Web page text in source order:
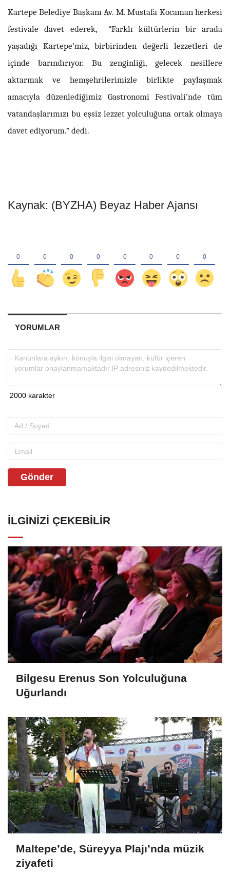
Kartepe Belediye Başkanı Av. M. Mustafa Kocaman herkesi
festivale davet ederek, “Farklı kültürlerin bir arada
yaşadığı Kartepe’miz, birbirinden değerli lezzetleri de
içinde barındırıyor. Bu zenginliği, gelecek nesillere
aktarmak ve hemşehrilerimizle birlikte paylaşmak
amacıyla düzenlediğimiz Gastronomi Festivali’nde tüm
vatandaşlarımızı bu eşsiz lezzet yolculuğuna ortak olmaya
davet ediyorum.” dedi.
Kaynak: (BYZHA) Beyaz Haber Ajansı
YORUMLAR
Gönder
İLGINIZI ÇEKEBILIR
Bilgesu Erenus Son Yolculuğuna
Uğurlandı
Maltepe’de, Süreyya Plajı’nda müzik
ziyafeti